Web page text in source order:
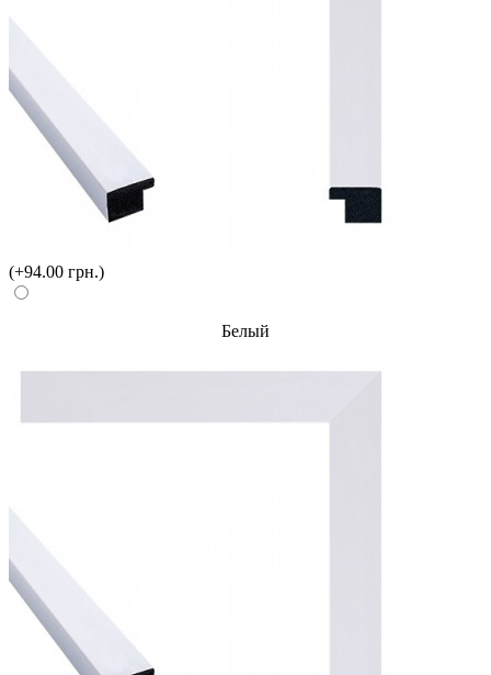
(+94.00 грн.)
Белый